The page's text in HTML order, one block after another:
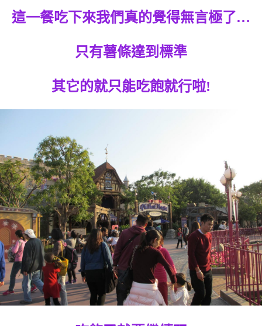
這一餐吃下來我們真的覺得無言極了…
只有薯條達到標準
其它的就只能吃飽就行啦!